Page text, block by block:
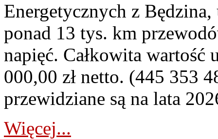
Energetycznych z
ponad 13 tys. km
napięć. Całkowita
000,00 zł netto. (445 353
przewidziane są na lata
Więcej...